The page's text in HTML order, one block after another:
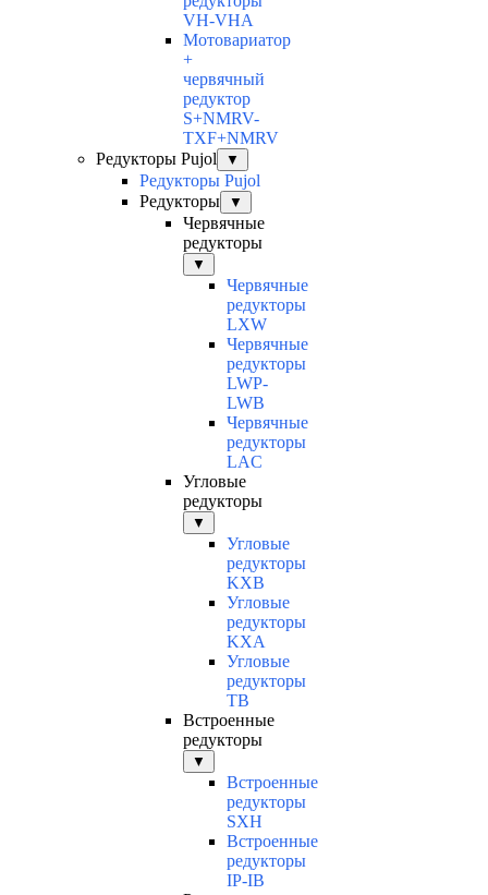
VH-VHA
Мотовариатор
+
червячный
редуктор
S+NMRV-
TXF+NMRV
Редукторы Pujol
▼
Редукторы Pujol
Редукторы
▼
Червячные
редукторы
▼
Червячные
редукторы
LXW
Червячные
редукторы
LWP-
LWB
Червячные
редукторы
LAC
Угловые
редукторы
▼
Угловые
редукторы
KXB
Угловые
редукторы
KXA
Угловые
редукторы
TB
Встроенные
редукторы
▼
Встроенные
редукторы
SXH
Встроенные
редукторы
IP-IB